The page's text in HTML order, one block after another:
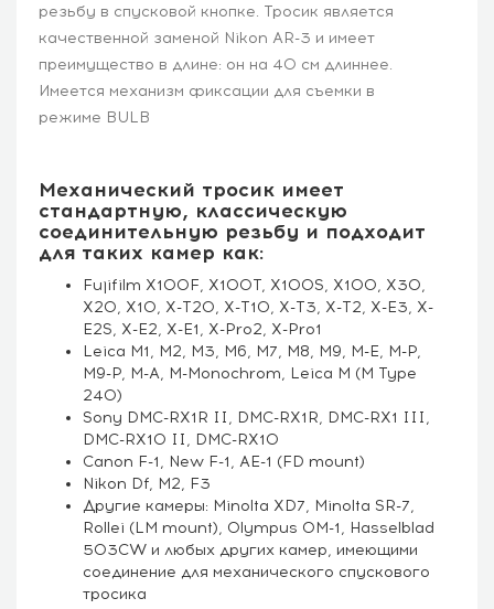
резьбу в спусковой кнопке. Тросик является
качественной заменой Nikon AR-3 и имеет
преимущество в длине: он на 40 см длиннее.
Имеется механизм фиксации для съемки в
режиме BULB
Механический тросик имеет
стандартную, классическую
соединительную резьбу и подходит
для таких камер как:
Fujifilm X100F, X100T, X100S, X100, X30,
X20, X10, X-T20, X-T10, X-T3, X-T2, X-E3, X-
E2S, X-E2, X-E1, X-Pro2, X-Pro1
Leica M1, M2, M3, M6, M7, M8, M9, M-E, M-P,
M9-P, M-A, M-Monochrom, Leica M (M Type
240)
Sony DMC-RX1R II, DMC-RX1R, DMC-RX1 III,
DMC-RX10 II, DMC-RX10
Canon F-1, New F-1, AE-1 (FD mount)
Nikon Df, M2, F3
Другие камеры: Minolta XD7, Minolta SR-7,
Rollei (LM mount), Olympus OM-1, Hasselblad
503CW и любых других камер, имеющими
соединение для механического спускового
тросика